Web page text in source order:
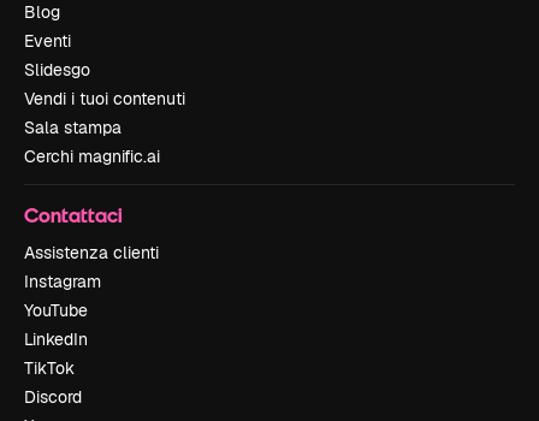
Blog
Eventi
Slidesgo
Vendi i tuoi contenuti
Sala stampa
Cerchi magnific.ai
Contattaci
Assistenza clienti
Instagram
YouTube
LinkedIn
TikTok
Discord